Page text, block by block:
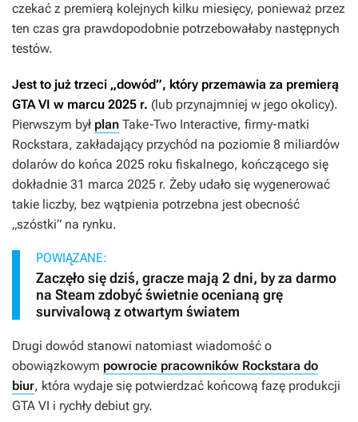
czekać z premierą kolejnych kilku miesięcy, ponieważ przez
ten czas gra prawdopodobnie potrzebowałaby następnych
testów.
Jest to już trzeci „dowód”, który przemawia za premierą
GTA VI w marcu 2025 r. (lub przynajmniej w jego okolicy).
Pierwszym był plan Take-Two Interactive, firmy-matki
Rockstara, zakładający przychód na poziomie 8 miliardów
dolarów do końca 2025 roku fiskalnego, kończącego się
dokładnie 31 marca 2025 r. Żeby udało się wygenerować
takie liczby, bez wątpienia potrzebna jest obecność
„szóstki” na rynku.
POWIĄZANE:
Zaczęło się dziś, gracze mają 2 dni, by za darmo
na Steam zdobyć świetnie ocenianą grę
survivalową z otwartym światem
Drugi dowód stanowi natomiast wiadomość o
obowiązkowym powrocie pracowników Rockstara do
biur, która wydaje się potwierdzać końcową fazę produkcji
GTA VI i rychły debiut gry.